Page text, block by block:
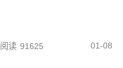
阅读 91625 01-08